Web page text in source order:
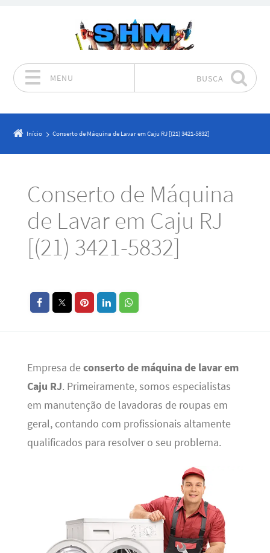
MENU BUSCA
Início Conserto de Máquina de Lavar em Caju RJ [(21) 3421-5832]
Conserto de Máquina
de Lavar em Caju RJ
[(21) 3421-5832]
Empresa deconserto de máquina de lavar em
Caju RJ. Primeiramente, somos especialistas
em manutenção de lavadoras de roupas em
geral, contando com profissionais altamente
qualificados para resolver o seu problema.